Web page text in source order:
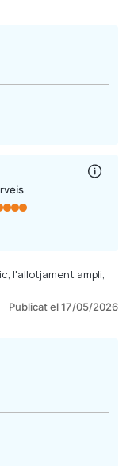
l'allotjament ampli,
Publicat el 17/05/2026